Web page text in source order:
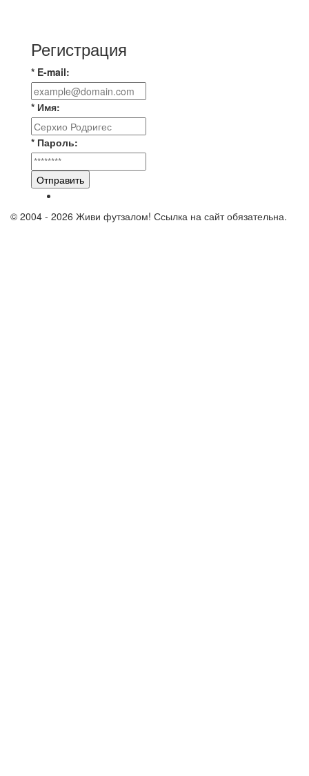
Регистрация
* E-mail:
* Имя:
* Пароль:
Отправить
© 2004 - 2026 Живи футзалом! Ссылка на сайт обязательна.